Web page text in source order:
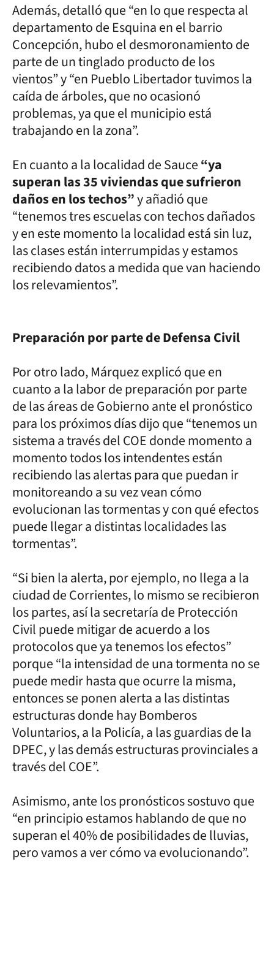
Además, detalló que “en lo que respecta al
departamento de Esquina en el barrio
Concepción, hubo el desmoronamiento de
parte de un tinglado producto de los
vientos” y “en Pueblo Libertador tuvimos la
caída de árboles, que no ocasionó
problemas, ya que el municipio está
trabajando en la zona”.
En cuanto a la localidad de Sauce“ya
superan las 35 viviendas que sufrieron
daños en los techos”y añadió que
“tenemos tres escuelas con techos dañados
y en este momento la localidad está sin luz,
las clases están interrumpidas y estamos
recibiendo datos a medida que van haciendo
los relevamientos”.
Preparación por parte de Defensa Civil
Por otro lado, Márquez explicó que en
cuanto a la labor de preparación por parte
de las áreas de Gobierno ante el pronóstico
para los próximos días dijo que “tenemos un
sistema a través del COE donde momento a
momento todos los intendentes están
recibiendo las alertas para que puedan ir
monitoreando a su vez vean cómo
evolucionan las tormentas y con qué efectos
puede llegar a distintas localidades las
tormentas”.
“Si bien la alerta, por ejemplo, no llega a la
ciudad de Corrientes, lo mismo se recibieron
los partes, así la secretaría de Protección
Civil puede mitigar de acuerdo a los
protocolos que ya tenemos los efectos”
porque “la intensidad de una tormenta no se
puede medir hasta que ocurre la misma,
entonces se ponen alerta a las distintas
estructuras donde hay Bomberos
Voluntarios, a la Policía, a las guardias de la
DPEC, y las demás estructuras provinciales a
través del COE”.
Asimismo, ante los pronósticos sostuvo que
“en principio estamos hablando de que no
superan el 40% de posibilidades de lluvias,
pero vamos a ver cómo va evolucionando”.